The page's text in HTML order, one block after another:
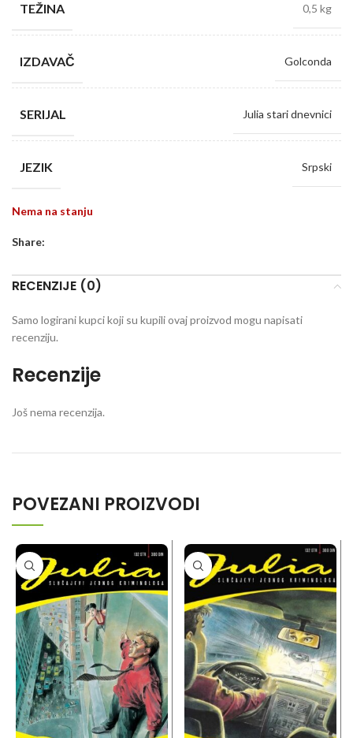
TEŽINA 0,5 kg
IZDAVAČ Golconda
SERIJAL Julia stari dnevnici
JEZIK Srpski
Nema na stanju
Share:
RECENZIJE (0)
Recenzije
Još nema recenzija.
Samo logirani kupci koji su kupili ovaj proizvod mogu napisati
recenziju.
POVEZANI PROIZVODI